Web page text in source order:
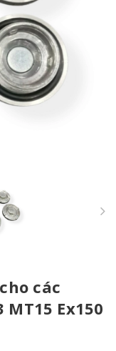
các
MT15 Ex150